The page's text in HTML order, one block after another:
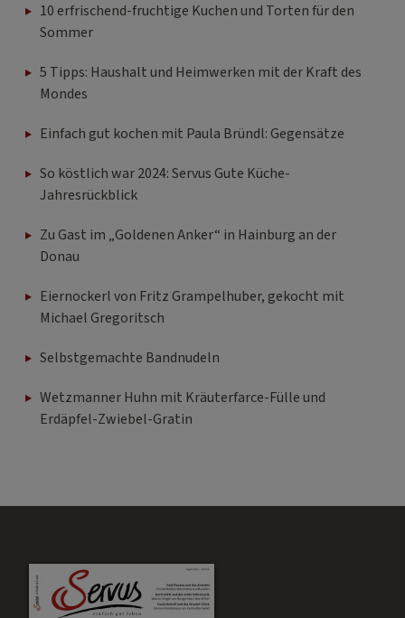
10 erfrischend-fruchtige Kuchen und Torten für den
Sommer
5 Tipps: Haushalt und Heimwerken mit der Kraft des
Mondes
Einfach gut kochen mit Paula Bründl: Gegensätze
So köstlich war 2024: Servus Gute Küche-
Jahresrückblick
Zu Gast im „Goldenen Anker“ in Hainburg an der
Donau
Eiernockerl von Fritz Grampelhuber, gekocht mit
Michael Gregoritsch
Selbstgemachte Bandnudeln
Wetzmanner Huhn mit Kräuterfarce-Fülle und
Erdäpfel-Zwiebel-Gratin